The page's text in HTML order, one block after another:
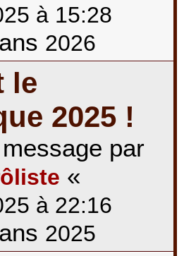
à 15:28
2026
le
2025 !
par
«
à 22:16
2025